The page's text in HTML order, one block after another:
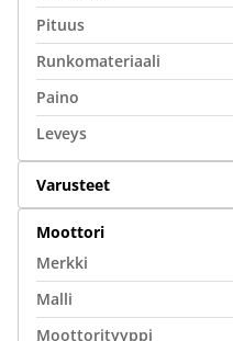
Pituus
Runkomateriaali
Paino
Leveys
Varusteet
Moottori
Merkki
Malli
Moottorityyppi